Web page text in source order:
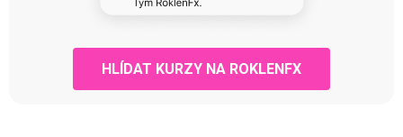
HLÍDAT KURZY NA ROKLENFX